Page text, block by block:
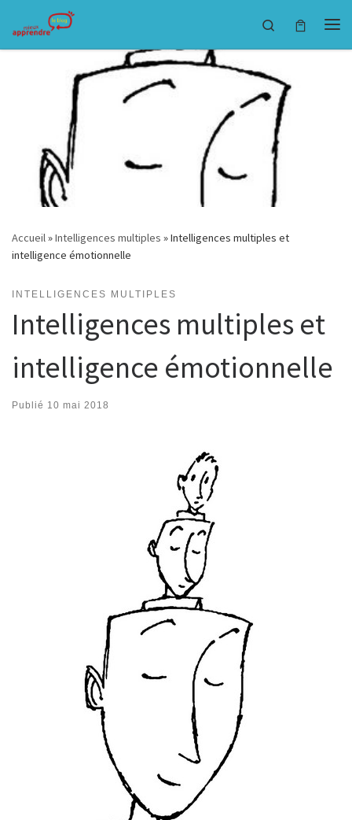
Passer au contenu Search
Accueil»Intelligences multiples »Intelligences multiples et
intelligence émotionnelle
INTELLIGENCES MULTIPLES
Intelligences multiples et
intelligence émotionnelle
Publié 10 mai 2018